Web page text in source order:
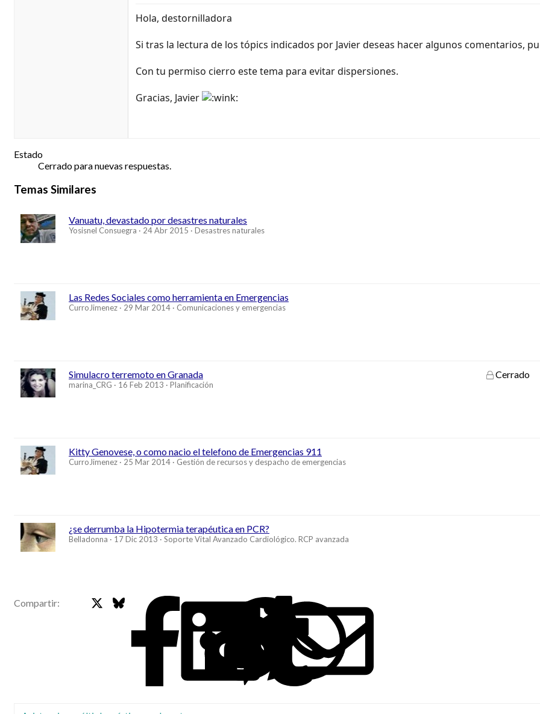
Hola, destornilladora
Si tras la lectura de los tópics indicados por Javier deseas hacer algunos comentarios,
Con tu permiso cierro este tema para evitar dispersiones.
Gracias, Javier
Estado
Cerrado para nuevas respuestas.
Temas Similares
Vanuatu, devastado por desastres naturales
Yosisnel Consuegra 24 Abr 2015 Desastres naturales
Las Redes Sociales como herramienta en Emergencias
CurroJimenez 29 Mar 2014 Comunicaciones y emergencias
Cerrado
Simulacro terremoto en Granada
marina_CRG 16 Feb 2013 Planificación
Kitty Genovese, o como nacio el telefono de Emergencias 911
CurroJimenez 25 Mar 2014 Gestión de recursos y despacho de emergencias
¿se derrumba la Hipotermia terapéutica en PCR?
Belladonna 17 Dic 2013 Soporte Vital Avanzado Cardiológico. RCP avanzada
Compartir: Facebook
Bluesky LinkedIn